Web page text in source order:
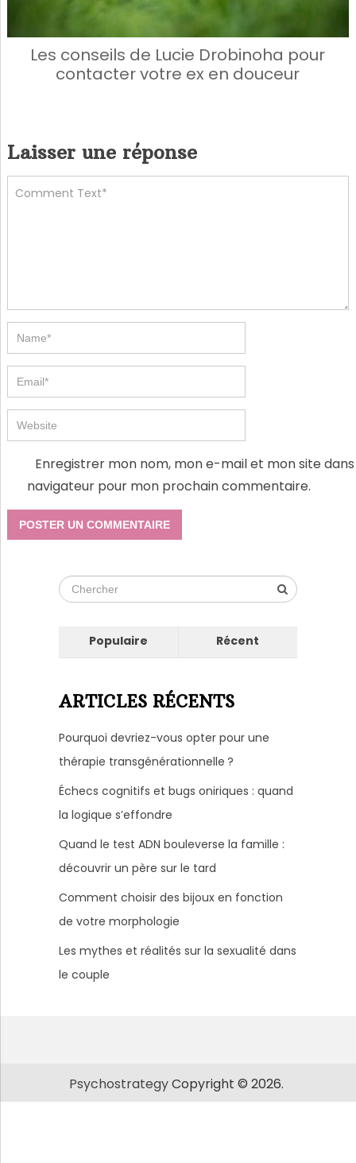
Les conseils de Lucie Drobinoha pour
contacter votre ex en douceur
Laisser une réponse
Enregistrer mon nom, mon e-mail et mon site
navigateur pour mon prochain commentaire.
Populaire Récent
ARTICLES RÉCENTS
Pourquoi devriez-vous opter pour une
thérapie transgénérationnelle ?
Échecs cognitifs et bugs oniriques : quand
la logique s’effondre
Quand le test ADN bouleverse la famille :
découvrir un père sur le tard
Comment choisir des bijoux en fonction
de votre morphologie
Les mythes et réalités sur la sexualité dans
le couple
PsychostrategyCopyright © 2026.